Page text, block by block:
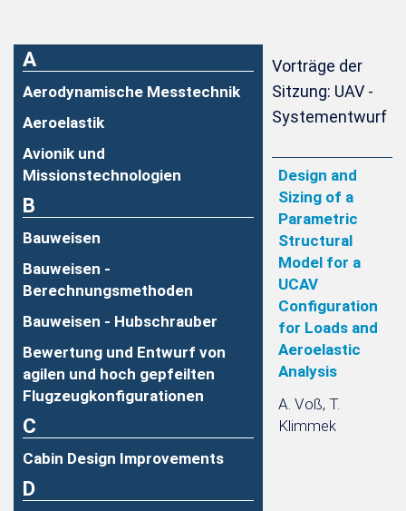
A
Aerodynamische Messtechnik
Aeroelastik
Avionik und
Missionstechnologien
B
Bauweisen
Bauweisen -
Berechnungsmethoden
Bauweisen - Hubschrauber
Bewertung und Entwurf von
agilen und hoch gepfeilten
Flugzeugkonfigurationen
C
Cabin Design Improvements
D
Vorträge der
Sitzung: UAV -
Systementwurf
Design and
Sizing of a
Parametric
Structural
Model for a
UCAV
Configuration
for Loads and
Aeroelastic
Analysis
A. Voß, T.
Klimmek